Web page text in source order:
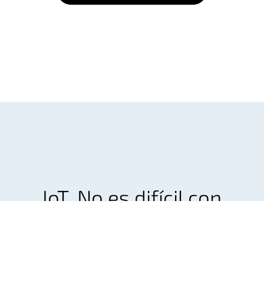
IoT. No es difícil con